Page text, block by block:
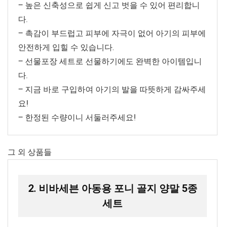
– 높은 신축성으로 쉽게 신고 벗을 수 있어 편리합니
다.
– 촉감이 부드럽고 피부에 자극이 없어 아기의 피부에
안전하게 입힐 수 있습니다.
– 선물포장 세트로 선물하기에도 완벽한 아이템입니
다.
– 지금 바로 구입하여 아기의 발을 따뜻하게 감싸주세
요!
– 한정된 수량이니 서둘러주세요!
그 외 상품들
2. 비바세븐 아동용 포니 골지 양말 5종
세트